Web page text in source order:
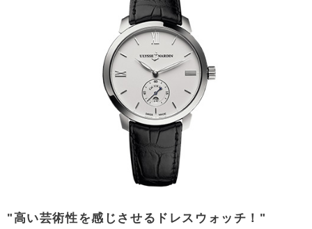
"高い芸術性を感じさせるドレスウォッチ！"